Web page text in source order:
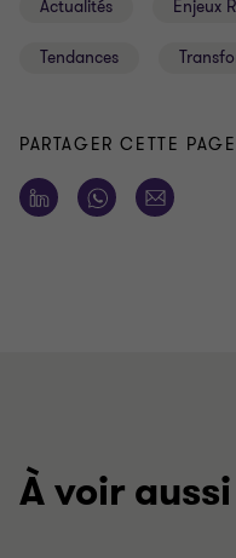
Actualités Enjeux
Tendances
PARTAGER CETTE PAGE
À voir aussi